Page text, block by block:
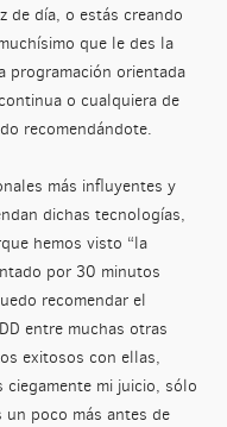
de día, o estás creando
que le des la
programación orientada
o cualquiera de
recomendándote.
más influyentes y
dichas tecnologías,
hemos visto “la
por 30 minutos
recomendar el
entre muchas otras
exitosos con ellas,
mi juicio, sólo
poco más antes de